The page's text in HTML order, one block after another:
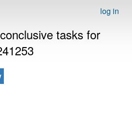
log in
tasks for